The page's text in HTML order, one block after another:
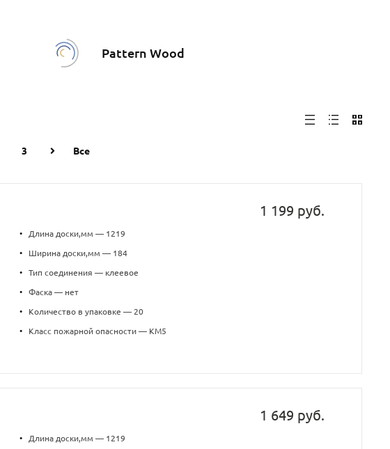
Pattern Wood
3 Все
1 199 руб.
• Длина доски,мм — 1219
• Ширина доски,мм — 184
• Тип соединения — клеевое
• Фаска — нет
• Количество в упаковке — 20
• Класс пожарной опасности — КМ5
1 649 руб.
• Длина доски,мм — 1219